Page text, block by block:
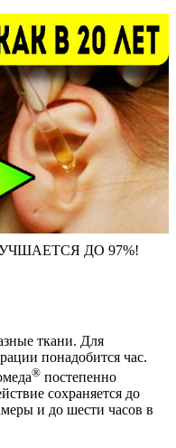
ДО 97%!
ткани. Для
понадобится час.
® постепенно
сохраняется до
и до шести часов в